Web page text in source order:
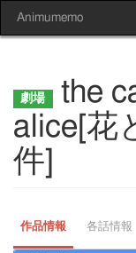
Animumemo
the
alice[花
件]
作品情報 各話情報